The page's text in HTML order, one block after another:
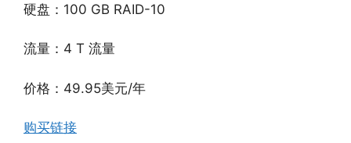
硬盘：100 GB RAID-10
流量：4 T 流量
价格：49.95美元/年
购买链接